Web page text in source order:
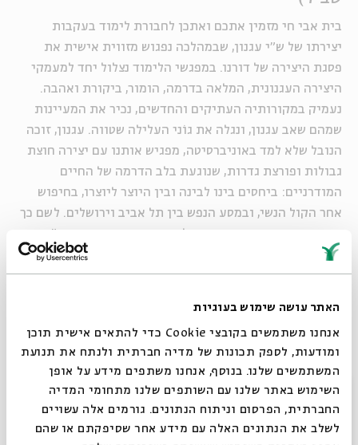
האתר עושה שימוש בעוגיות
אנחנו משתמשים בקובצי Cookie כדי להתאים אישית תוכן
ומודעות, לספק תכונות של מדיה חברתית ולנתח את תנועת
המשתמשים שלנו. בנוסף, אנחנו משתפים מידע על אופן
השימוש באתר שלנו עם השותפים שלנו מתחומי המדיה
החברתית, הפרסום וניתוח הנתונים. גורמים אלה עשויים
לשלב את הנתונים האלה עם מידע אחר שסיפקתם או שהם
בית אבי חי מזמין אתכם ואתכן לחבורת לימוד בעקבות
יצירתו של ש"י עגנון, שבמהלכה נפגוש מזווית אישית את
פסגת היצירה של דורנו. במפגשי הלימוד נצלול יחד למעמקי
היצירה העגנונית, המלאה בדרמה, הומור, ביקורת ואהבה.
נעמיק במקורותיה העתיקים והחדשים, נכיר את המעיינות
שמהם שאב עגנון, ונגלה את גוֹני העלילה שטווה. עגנון, זוכה
הנובל שלא למד באוניברסיטה, מפגיש אותנו עם יצירה חוצת
גבולות ופורצת גדרות, שנוגעת בלב הדרמה של החיים
המודרניים: ביחסים בינו לבינה ובין היוצר ליוצרו, בחיפוש
אחר הקול הנשי, ובמסע הנפש בין תל אביב וירושלים. לשם כך
התלמוד, החסידות, ההגות הציונית ועוד.
במהלך המפגשים נעבור "דרך ההר הזה שנקרא עגנון", וממנו
שיתוף הוספה ליומן הרשמה לאירועים דומים
סגור